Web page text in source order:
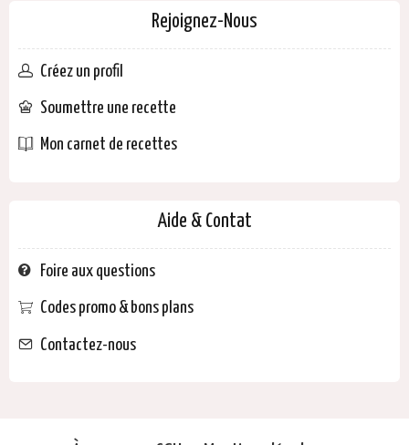
Rejoignez-Nous
Créez un profil
Soumettre une recette
Mon carnet de recettes
Aide & Contat
Foire aux questions
Codes promo & bons plans
Contactez-nous